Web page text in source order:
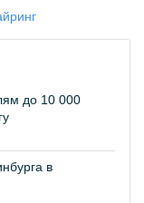
до 10 000
в